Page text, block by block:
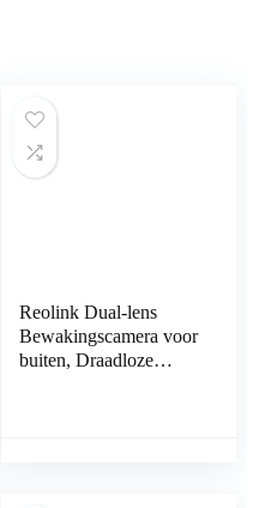
Reolink Dual-lens
Bewakingscamera voor
buiten, Draadloze